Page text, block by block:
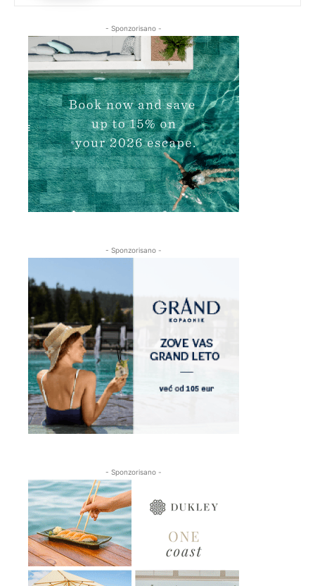
- Sponzorisano -
- Sponzorisano -
- Sponzorisano -